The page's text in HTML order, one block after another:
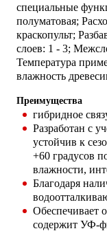
специальные
полуматовая;
краскопульт;
слоев: 1 - 3;
Температура
влажность
Преимущества
гибридное
Разработан с
устойчив к
+60 градусов
влажности,
Благодаря
Обеспечивает
содержит УФ-